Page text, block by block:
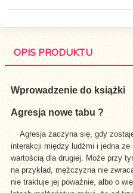
OPIS PRODUKTU
Wprowadzenie do książki
Agresja nowe tabu ?
Agresja zaczyna się, gdy
interakcji między ludźmi i jedna
wartością dla drugiej. Może przy
na przykład, mężczyzna nie
nie traktuje jej poważnie, albo o